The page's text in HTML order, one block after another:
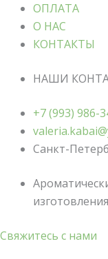
ОПЛАТА
О НАС
КОНТАКТЫ
НАШИ
+7 (993) 986-
Санкт-
Свяжитесь с нами